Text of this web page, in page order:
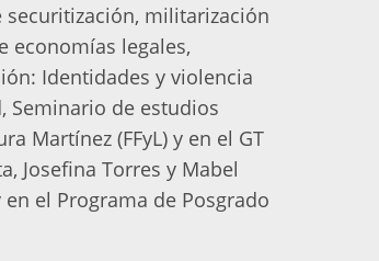
securitización, militarización
economías legales,
Identidades y violencia
Seminario de estudios
Martínez (FFyL) y en el GT
Josefina Torres y Mabel
el Programa de Posgrado